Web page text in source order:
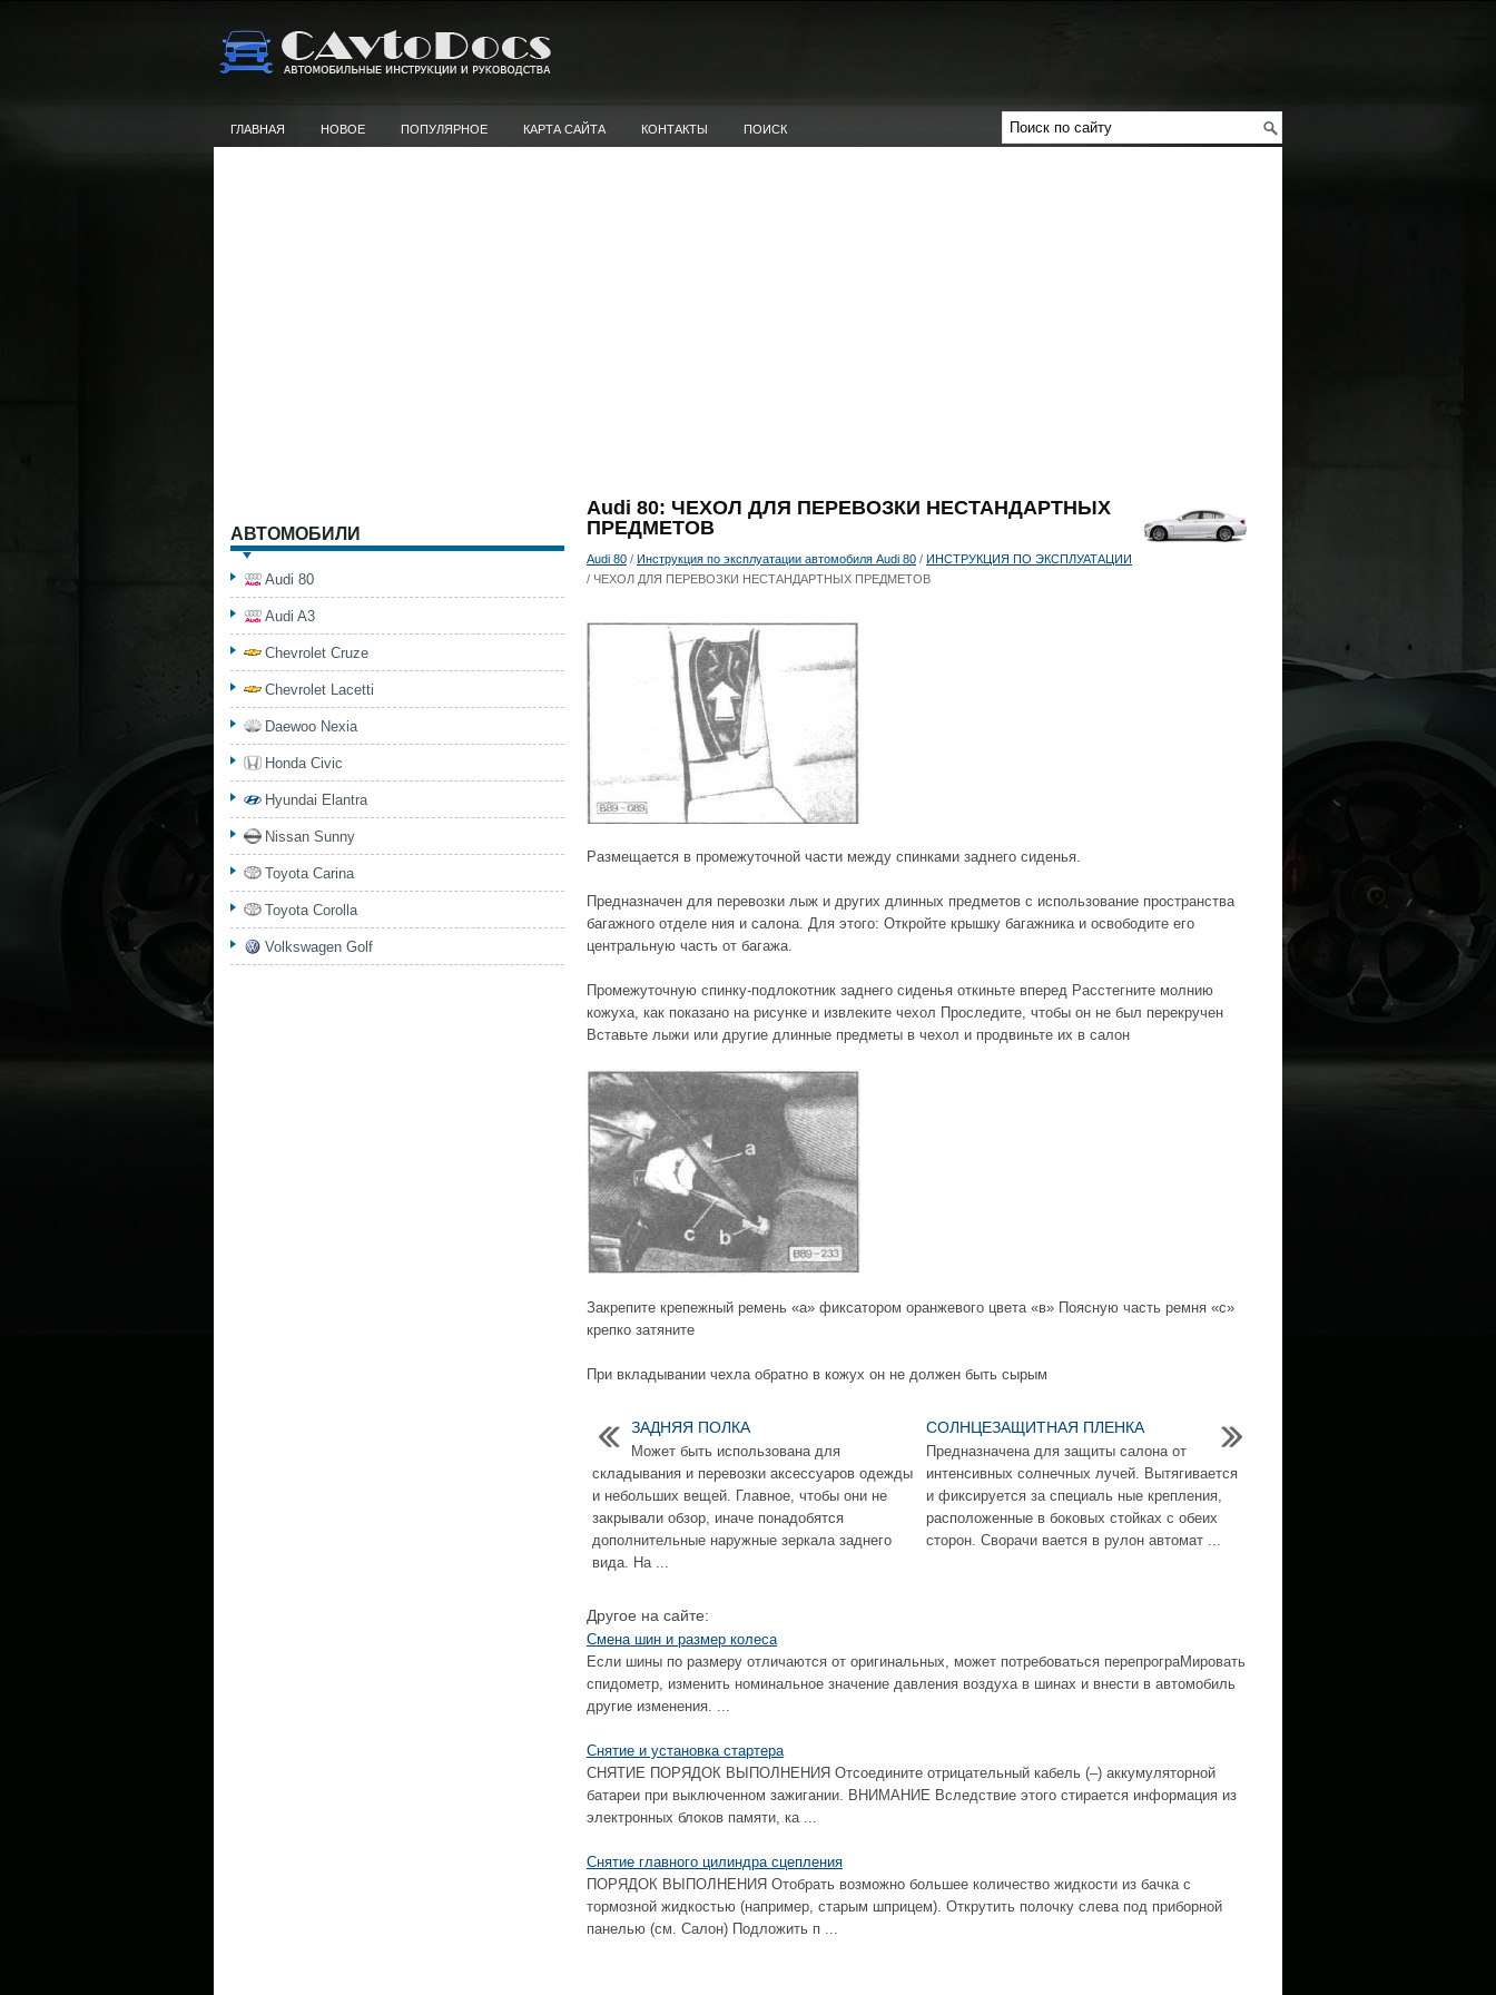
ГЛАВНАЯ НОВОЕ ПОПУЛЯРНОЕ КАРТА САЙТА КОНТАКТЫ ПОИСК
Audi 80: ЧЕХОЛ ДЛЯ ПЕРЕВОЗКИ НЕСТАНДАРТНЫХ
ПРЕДМЕТОВ
Audi 80 / Инструкция по эксплуатации автомобиля Audi 80 / ИНСТРУКЦИЯ ПО ЭКСПЛУАТАЦИИ
/ ЧЕХОЛ ДЛЯ ПЕРЕВОЗКИ НЕСТАНДАРТНЫХ ПРЕДМЕТОВ
Размещается в промежуточной части между спинками заднего сиденья.
Предназначен для перевозки лыж и других длинных предметов с использование пространства
багажного отделе ния и салона. Для этого: Откройте крышку багажника и освободите его
центральную часть от багажа.
Промежуточную спинку-подлокотник заднего сиденья откиньте вперед Расстегните молнию
кожуха, как показано на рисунке и извлеките чехол Проследите, чтобы он не был перекручен
Вставьте лыжи или другие длинные предметы в чехол и продвиньте их в салон
Закрепите крепежный ремень «а» фиксатором оранжевого цвета «в» Поясную часть ремня «с»
крепко затяните
При вкладывании чехла обратно в кожух он не должен быть сырым
ЗАДНЯЯ ПОЛКА
Может быть использована для
складывания и перевозки аксессуаров одежды
и небольших вещей. Главное, чтобы они не
закрывали обзор, иначе понадобятся
дополнительные наружные зеркала заднего
вида. На ...
СОЛНЦЕЗАЩИТНАЯ ПЛЕНКА
Предназначена для защиты салона от
интенсивных солнечных лучей. Вытягивается
и фиксируется за специаль ные крепления,
расположенные в боковых стойках с обеих
сторон. Сворачи вается в рулон автомат ...
Другое на сайте:
Смена шин и размер колеса
Если шины по размеру отличаются от оригинальных, может потребоваться перепрограМировать
спидометр, изменить номинальное значение давления воздуха в шинах и внести в автомобиль
другие изменения. ...
Снятие и установка стартера
СНЯТИЕ ПОРЯДОК ВЫПОЛНЕНИЯ Отсоедините отрицательный кабель (–) аккумуляторной
батареи при выключенном зажигании. ВНИМАНИЕ Вследствие этого стирается информация из
электронных блоков памяти, ка ...
Снятие главного цилиндра сцепления
ПОРЯДОК ВЫПОЛНЕНИЯ Отобрать возможно большее количество жидкости из бачка с
тормозной жидкостью (например, старым шприцем). Открутить полочку слева под приборной
панелью (см. Салон) Подложить п ...
АВТОМОБИЛИ
Audi 80
Audi A3
Chevrolet Cruze
Chevrolet Lacetti
Daewoo Nexia
Honda Civic
Hyundai Elantra
Nissan Sunny
Toyota Carina
Toyota Corolla
Volkswagen Golf